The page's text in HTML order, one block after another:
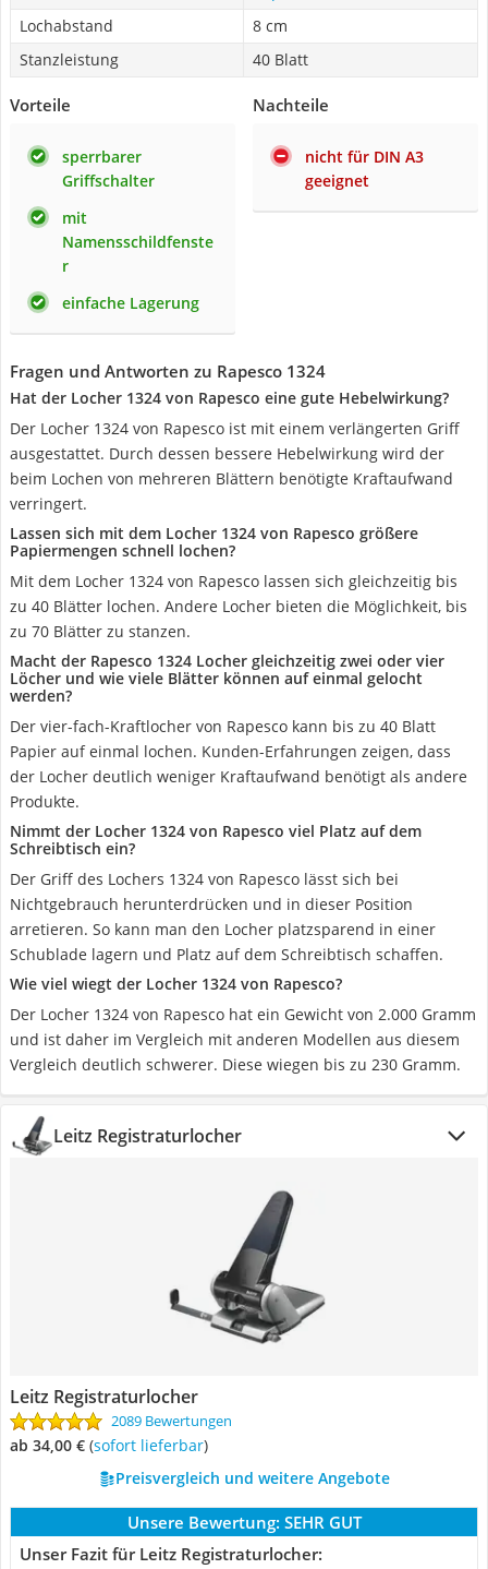
Lochabstand
8 cm
Stanzleistung
40 Blatt
Vorteile
sperrbarer
Griffschalter
mit
Namensschildfenste
r
einfache Lagerung
Nachteile
nicht für DIN A3
geeignet
Fragen und Antworten zu Rapesco 1324
Hat der Locher 1324 von Rapesco eine gute Hebelwirkung?
Der Locher 1324 von Rapesco ist mit einem verlängerten Griff
ausgestattet. Durch dessen bessere Hebelwirkung wird der
beim Lochen von mehreren Blättern benötigte Kraftaufwand
verringert.
Lassen sich mit dem Locher 1324 von Rapesco größere
Papiermengen schnell lochen?
Mit dem Locher 1324 von Rapesco lassen sich gleichzeitig bis
zu 40 Blätter lochen. Andere Locher bieten die Möglichkeit, bis
zu 70 Blätter zu stanzen.
Macht der Rapesco 1324 Locher gleichzeitig zwei oder vier
Löcher und wie viele Blätter können auf einmal gelocht
werden?
Der vier-fach-Kraftlocher von Rapesco kann bis zu 40 Blatt
Papier auf einmal lochen. Kunden-Erfahrungen zeigen, dass
der Locher deutlich weniger Kraftaufwand benötigt als andere
Produkte.
Nimmt der Locher 1324 von Rapesco viel Platz auf dem
Schreibtisch ein?
Der Griff des Lochers 1324 von Rapesco lässt sich bei
Nichtgebrauch herunterdrücken und in dieser Position
arretieren. So kann man den Locher platzsparend in einer
Schublade lagern und Platz auf dem Schreibtisch schaffen.
Wie viel wiegt der Locher 1324 von Rapesco?
Der Locher 1324 von Rapesco hat ein Gewicht von 2.000 Gramm
und ist daher im Vergleich mit anderen Modellen aus diesem
Vergleich deutlich schwerer. Diese wiegen bis zu 230 Gramm.
Leitz Registraturlocher
Leitz Registraturlocher
2089 Bewertungen
ab 34,00 € ( Sofort lieferbar)
Preisvergleich und weitere Angebote
Unsere Bewertung: SEHR GUT
Unser Fazit für Leitz Registraturlocher: